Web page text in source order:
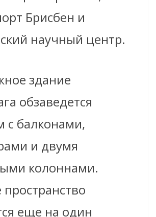
Брисбен и
научный центр.
здание
обзаведется
с балконами,
и двумя
колоннами.
еще на один